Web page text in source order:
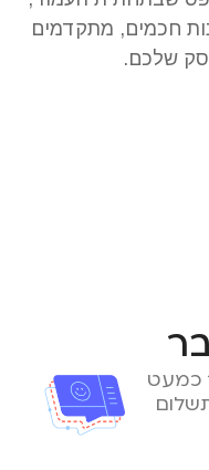
חכמים, מתקדמים
שלכם.
כמעט